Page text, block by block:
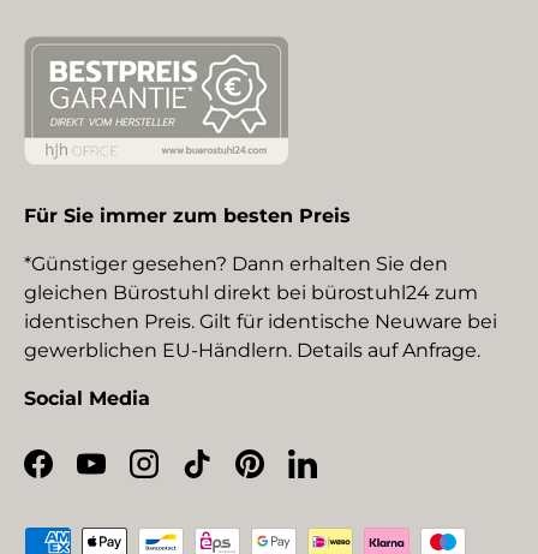
Für Sie immer zum besten Preis
*Günstiger gesehen? Dann erhalten Sie den
gleichen Bürostuhl direkt bei bürostuhl24 zum
identischen Preis. Gilt für identische Neuware bei
gewerblichen EU-Händlern. Details auf Anfrage.
Social Media
Facebook
YouTubeInstagram
TikTokPinterestLinkedIn
Zahlungsmethoden